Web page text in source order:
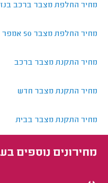
מחיר החלפת מצבר ברכב
מחיר החלפת מצבר 50 אמפר
מחיר התקנת מצבר ברכב
מחיר התקנת מצבר חדש
מחיר התקנת מצבר בבית
מחירונים נוספים ב